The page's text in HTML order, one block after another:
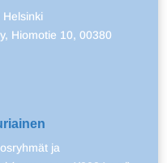
Hiomotie 10, 00380
ja